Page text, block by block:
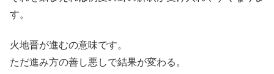
す。
火地晋が進むの意味です。
ただ進み方の善し悪しで結果が変わる。